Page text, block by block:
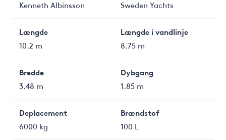
Kenneth Albinsson Sweden Yachts
Længde
10.2 m
Længde i vandlinje
8.75 m
Bredde
3.48 m
Dybgang
1.85 m
Deplacement
6000 kg
Brændstof
100 L